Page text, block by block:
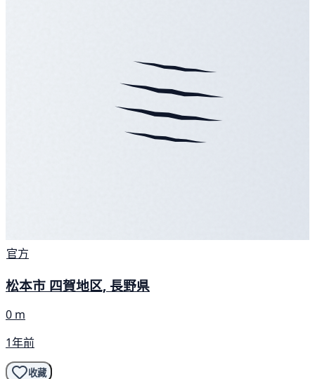
官方
松本市 四賀地区, 長野県
0 m
1年前
收藏